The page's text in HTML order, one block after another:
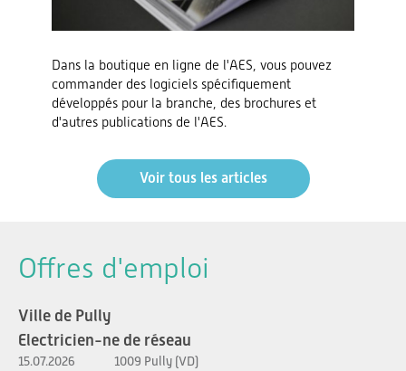
Dans la boutique en ligne de l'AES, vous pouvez
commander des logiciels spécifiquement
développés pour la branche, des brochures et
d'autres publications de l'AES.
Voir tous les articles
Offres d'emploi
Ville de Pully
Electricien-ne de réseau
15.07.2026 1009 Pully (VD)